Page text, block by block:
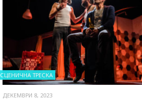
СЦЕНИЧНА ТРЕСКА
ДЕКЕМВРИ 8, 2023